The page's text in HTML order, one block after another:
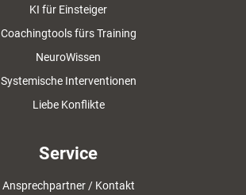
KI für Einsteiger
Coachingtools fürs Training
NeuroWissen
Systemische Interventionen
Liebe Konflikte
Service
Ansprechpartner / Kontakt